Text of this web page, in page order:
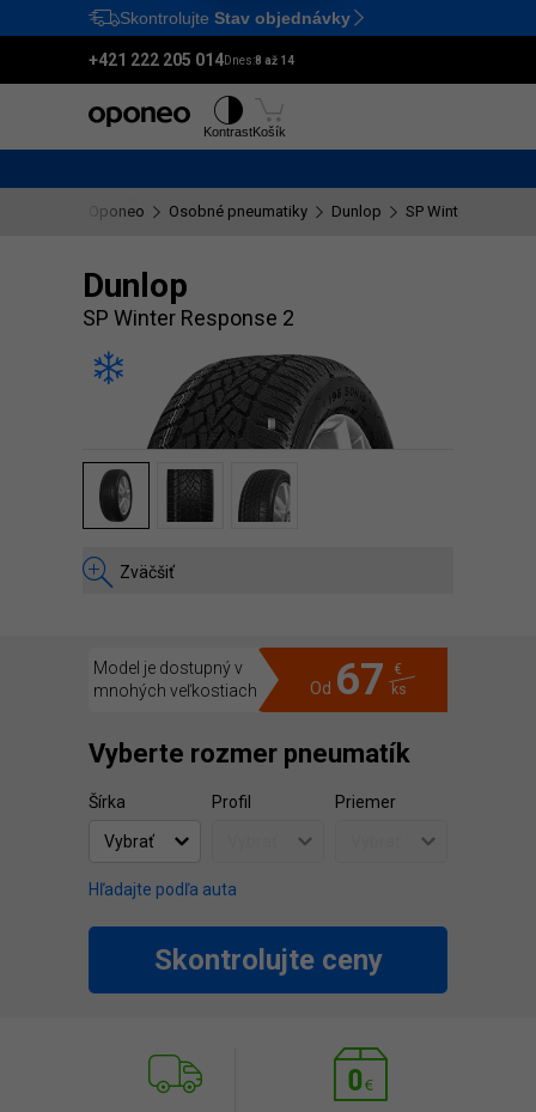
Ctrl M
Skontrolujte Stav objednávky
+421 222 205 014Dnes:8 až 14
KontrastKošík
Oponeo Osobné pneumatiky Dunlop SP Winter
Dunlop
SP Winter Response 2
Zväčšiť
Model je dostupný v
mnohých veľkostiach
Od 67
€
ks
Vyberte rozmer pneumatík
Šírka Profil Priemer
Hľadajte podľa auta
Skontrolujte ceny